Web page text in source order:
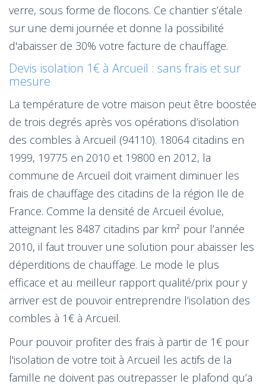
verre, sous forme de flocons. Ce chantier s’étale
sur une demi journée et donne la possibilité
d'abaisser de 30% votre facture de chauffage.
Devis isolation 1€ à Arcueil : sans frais et sur
mesure
La température de votre maison peut être boostée
de trois degrés après vos opérations d’isolation
des combles à Arcueil (94110). 18064 citadins en
1999, 19775 en 2010 et 19800 en 2012, la
commune de Arcueil doit vraiment diminuer les
frais de chauffage des citadins de la région Ile de
France. Comme la densité de Arcueil évolue,
atteignant les 8487 citadins par km² pour l’année
2010, il faut trouver une solution pour abaisser les
déperditions de chauffage. Le mode le plus
efficace et au meilleur rapport qualité/prix pour y
arriver est de pouvoir entreprendre l’isolation des
combles à 1€ à Arcueil.
Pour pouvoir profiter des frais à partir de 1€ pour
l'isolation de votre toit à Arcueil les actifs de la
famille ne doivent pas outrepasser le plafond qu’a